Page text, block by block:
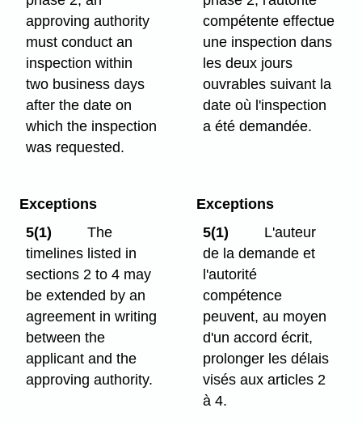
approving authority
must conduct an
inspection within
two business days
after the date on
which the inspection
was requested.
compétente effectue
une inspection dans
les deux jours
ouvrables suivant la
date où l'inspection
a été demandée.
Exceptions
5(1)
The
timelines listed in
sections 2 to 4 may
be extended by an
agreement in writing
between the
applicant and the
approving authority.
Exceptions
5(1)
L'auteur
de la demande et
l'autorité
compétence
peuvent, au moyen
d'un accord écrit,
prolonger les délais
visés aux articles 2
à 4.